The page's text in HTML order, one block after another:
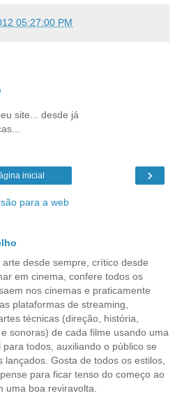
05:27:00 PM
site... desde já
›
inicial
para a web
desde sempre, crítico desde
em cinema, confere todos os
nos cinemas e praticamente
plataformas de streaming,
técnicas (direção, história,
sonoras) de cada filme usando uma
todos, auxiliando o público se
Gosta de todos os estilos,
para ficar tenso do começo ao
uma boa reviravolta.